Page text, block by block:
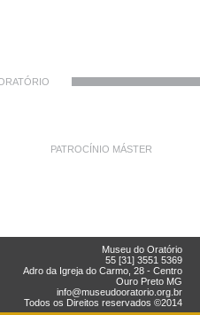
PATROCÍNIO MÁSTER
Museu do Oratório
55 [31] 3551 5369
Adro da Igreja do Carmo, 28 - Centro
Ouro Preto MG
info@museudooratorio.org.br
Todos os Direitos reservados ©2014